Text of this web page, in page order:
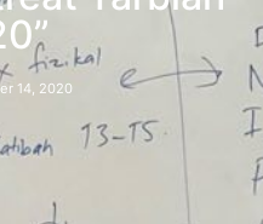
14, 2020